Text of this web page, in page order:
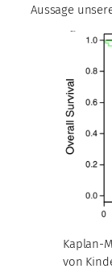
Aussage
Kaplan-
von